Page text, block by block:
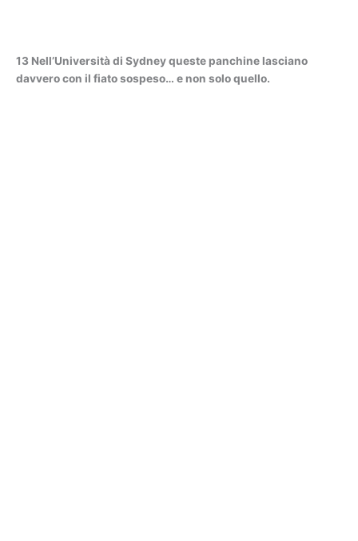
13 Nell’Università di Sydney queste panchine lasciano
davvero con il fiato sospeso… e non solo quello.